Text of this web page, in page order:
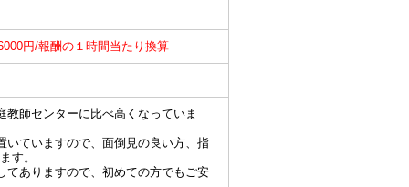
円/報酬の１時間当たり換算
師センターに比べ高くなっていま
ていますので、面倒見の良い方、指
す。
ありますので、初めての方でもご安